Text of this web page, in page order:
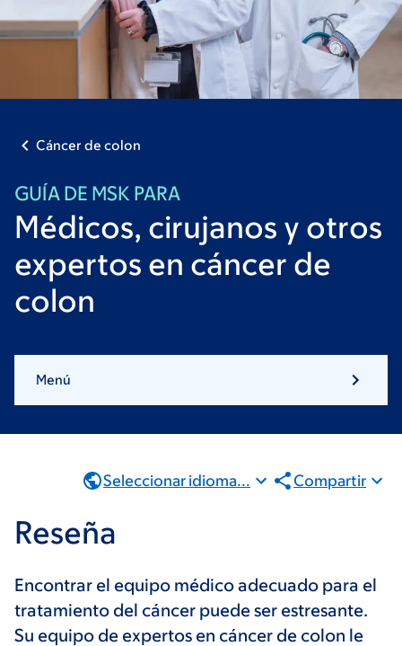
Cáncer de colon
GUÍA DE MSK PARA
Médicos, cirujanos y otros
expertos en cáncer de
colon
Menú
Seleccionar idioma... Compartir
Reseña
Encontrar el equipo médico adecuado para el
tratamiento del cáncer puede ser estresante.
Su equipo de expertos en cáncer de colon le